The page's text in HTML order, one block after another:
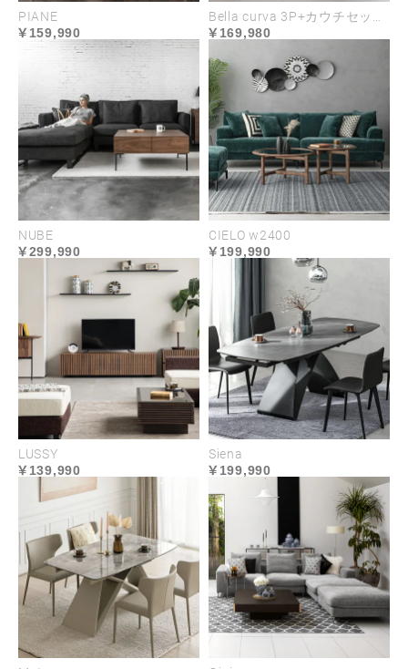
PIANE
159,990
Bella curva 3P+カウチセット コンパクト／レギュラー／ラージ
169,980
NUBE
299,990
CIELO w2400
199,990
LUSSY
139,990
Siena
199,990